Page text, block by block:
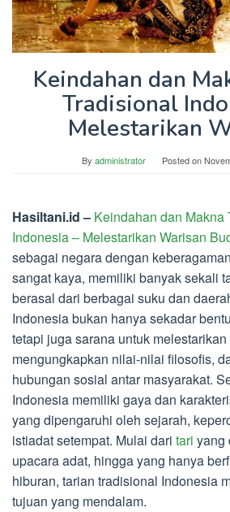
Keindahan dan
Tradisional
Melestarikan
By administrator Posted on
Hasiltani.id – Keindahan dan Makna
Indonesia – Melestarikan Warisan
sebagai negara dengan
sangat kaya, memiliki banyak sekali
berasal dari berbagai suku dan
Indonesia bukan hanya sekadar
tetapi juga sarana untuk
mengungkapkan nilai-nilai filosofis,
hubungan sosial antar masyarakat.
Indonesia memiliki gaya dan
yang dipengaruhi oleh sejarah,
istiadat setempat. Mulai dari tari yang
upacara adat, hingga yang hanya
hiburan, tarian tradisional Indonesia
tujuan yang mendalam.